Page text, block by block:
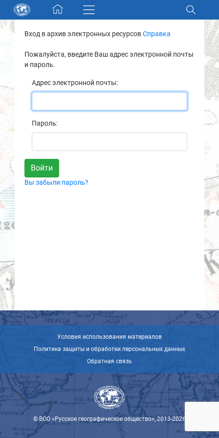
Skip navigation
Разделы и коллекции
Электронный каталог
Новости
О нас
Контакты
Партнеры
Вход в архив электронных ресурсовСправка
Пожалуйста, введите Ваш адрес электронной почты
и пароль.
Адрес электронной почты:
Пароль:
Вы забыли пароль?
Условия использования материалов
Политика защиты и обработки персональных данных
Обратная связь
© ВОО «Русское географическое общество», 2013-2026